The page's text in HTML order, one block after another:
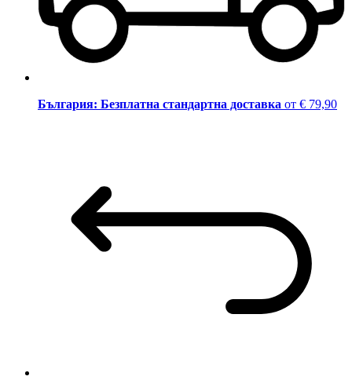
България: Безплатна стандартна доставка от € 79,90